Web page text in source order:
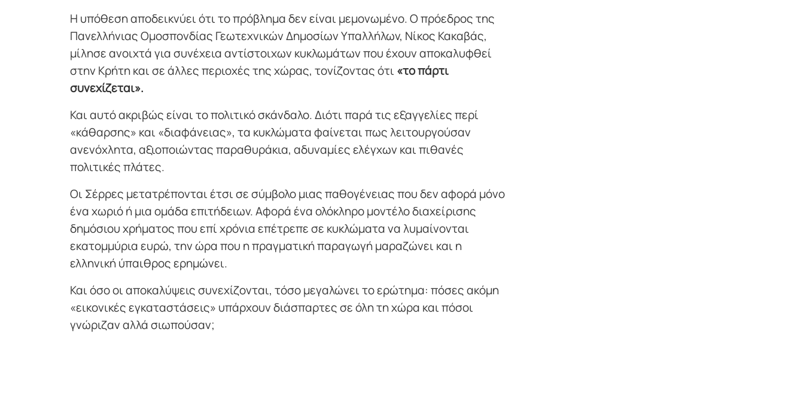
Η υπόθεση αποδεικνύει ότι το πρόβλημα δεν είναι μεμονωμένο. Ο πρόεδρος της
Πανελλήνιας Ομοσπονδίας Γεωτεχνικών Δημοσίων Υπαλλήλων, Νίκος Κακαβάς,
μίλησε ανοιχτά για συνέχεια αντίστοιχων κυκλωμάτων που έχουν αποκαλυφθεί
στην Κρήτη και σε άλλες περιοχές της χώρας, τονίζοντας ότι «το πάρτι
συνεχίζεται».
Και αυτό ακριβώς είναι το πολιτικό σκάνδαλο. Διότι παρά τις εξαγγελίες περί
«κάθαρσης» και «διαφάνειας», τα κυκλώματα φαίνεται πως λειτουργούσαν
ανενόχλητα, αξιοποιώντας παραθυράκια, αδυναμίες ελέγχων και πιθανές
πολιτικές πλάτες.
Οι Σέρρες μετατρέπονται έτσι σε σύμβολο μιας παθογένειας που δεν αφορά μόνο
ένα χωριό ή μια ομάδα επιτήδειων. Αφορά ένα ολόκληρο μοντέλο διαχείρισης
δημόσιου χρήματος που επί χρόνια επέτρεπε σε κυκλώματα να λυμαίνονται
εκατομμύρια ευρώ, την ώρα που η πραγματική παραγωγή μαραζώνει και η
ελληνική ύπαιθρος ερημώνει.
Και όσο οι αποκαλύψεις συνεχίζονται, τόσο μεγαλώνει το ερώτημα: πόσες ακόμη
«εικονικές εγκαταστάσεις» υπάρχουν διάσπαρτες σε όλη τη χώρα και πόσοι
γνώριζαν αλλά σιωπούσαν;